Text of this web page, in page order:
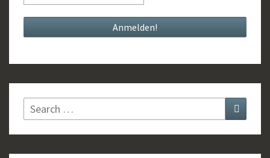
Search
for:
Search